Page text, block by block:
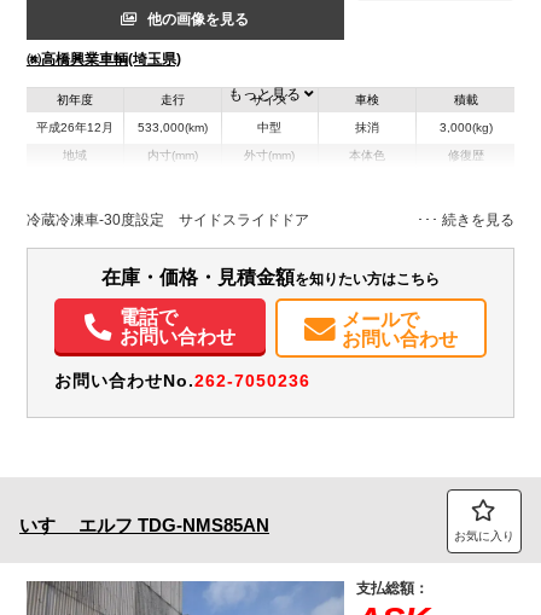
他の画像を見る
㈱高橋興業車輌(埼玉県)
初年度
平成26年12月
走行
533,000(km)
サイズ
中型
車検
抹消
積載
3,000(kg)
地域 内寸(mm) 外寸(mm) 本体色 修復歴
もっと見る
冷蔵冷凍車-30度設定 サイドスライドドア
在庫・価格・見積金額を知りたい方はこちら
電話で
お問い合わせ
メールで
お問い合わせ
お問い合わせNo.262-7050236
いすゞ エルフ TDG-NMS85AN お気に入り
支払総額：